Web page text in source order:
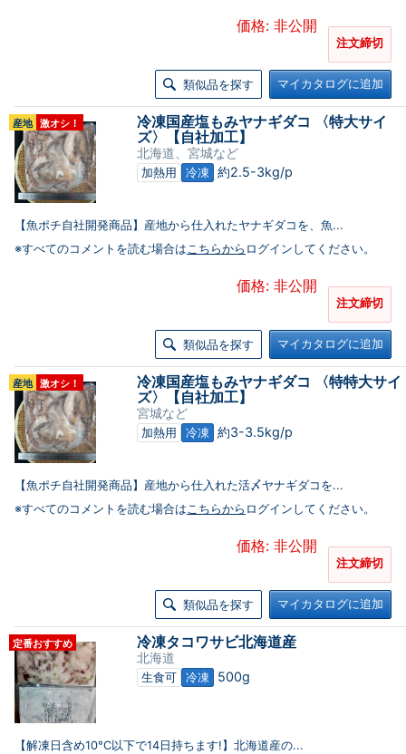
価格: 非公開
注文締切
類似品を探す マイカタログに追加
産地 激オシ！
冷凍国産塩もみヤナギダコ 〈特大サイ
ズ〉【自社加工】
北海道、宮城など
加熱用 冷凍 約2.5-3kg/p
【魚ポチ自社開発商品】産地から仕入れたヤナギダコを、魚...
※すべてのコメントを読む場合はこちらから ログインしてください。
価格: 非公開
注文締切
類似品を探す マイカタログに追加
産地 激オシ！
冷凍国産塩もみヤナギダコ 〈特特大サイ
ズ〉【自社加工】
宮城など
加熱用 冷凍 約3-3.5kg/p
【魚ポチ自社開発商品】産地から仕入れた活〆ヤナギダコを...
※すべてのコメントを読む場合はこちらから ログインしてください。
価格: 非公開
注文締切
類似品を探す マイカタログに追加
定番おすすめ 冷凍タコワサビ北海道産
北海道
生食可 冷凍 500g
【解凍日含め10°C以下で14日持ちます!】北海道産の...